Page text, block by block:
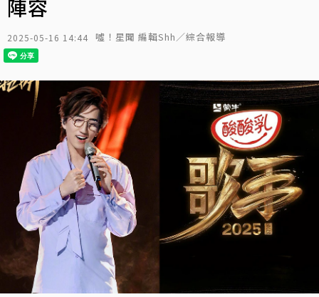
陣容
2025-05-16 14:44 噓！星聞 編輯Shh／綜合報導